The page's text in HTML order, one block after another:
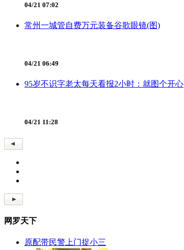
04/21 07:02
常州一城管自费万元装备谷歌眼镜(图)
04/21 06:49
95岁不识字老太每天看报2小时：就图个开心
04/21 11:28
网罗天下
原配带民警上门捉小三